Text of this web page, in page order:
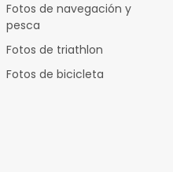
Fotos de navegación y
pesca
Fotos de triathlon
Fotos de bicicleta